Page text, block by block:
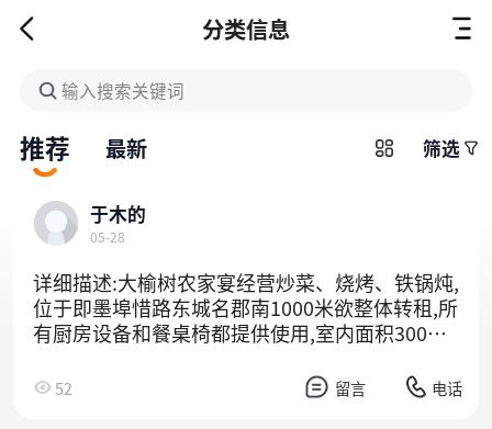
分类信息
输入搜索关键词
推荐 最新 筛选
于木的
05-28
详细描述:大榆树农家宴经营炒菜、烧烤、铁锅炖,
位于即墨埠惜路东城名郡南1000米欲整体转租,所
有厨房设备和餐桌椅都提供使用,室内面积300平,
桌,院内停车方便,价格便宜,有意者电话联系,中介
52 留言 电话